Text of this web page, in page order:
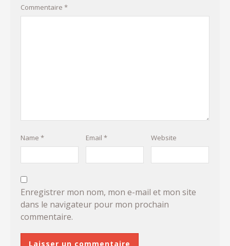
Commentaire *
Name * Email* Website
Enregistrer mon nom, mon e-mail et mon site
dans le navigateur pour mon prochain
commentaire.